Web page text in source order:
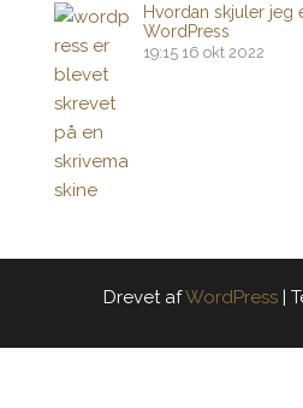
Hvordan skjuler
WordPress
19:15 16 okt 2022
Drevet afWordPress |